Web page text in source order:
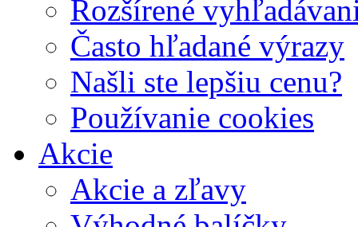
Rozšírené
Často hľadané výrazy
Našli ste lepšiu cenu?
Používanie cookies
Akcie
Akcie a zľavy